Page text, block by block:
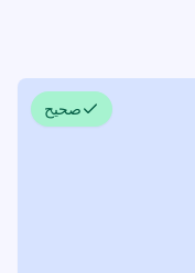
صحيح